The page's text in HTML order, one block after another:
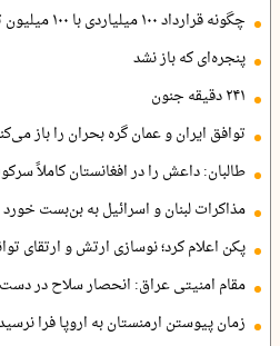
چگونه قرارداد ۱۰۰ میلیاردی با ۱۰۰ میلیون تومان دود شد؟ حراج ستاره
پنجره‌ای که باز نشد
۲۴۱ دقیقه جنون
توافق ایران و عمان گره بحران را باز
طالبان: داعش را در افغانستان کاملاً
مذاکرات لبنان و اسرائیل به بن‌بست خورد
پکن اعلام کرد؛ نوسازی ارتش و ارتقای
مقام امنیتی عراق: انحصار سلاح در
زمان پیوستن ارمنستان به اروپا فرا